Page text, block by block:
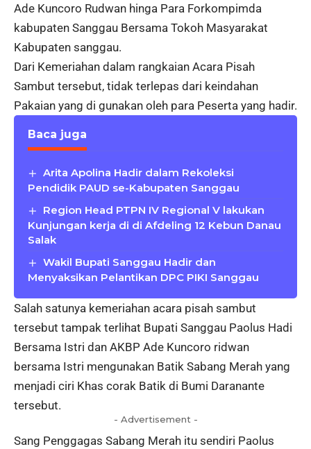
Ade Kuncoro Rudwan hinga Para Forkompimda
kabupaten Sanggau Bersama Tokoh Masyarakat
Kabupaten sanggau.
Dari Kemeriahan dalam rangkaian Acara Pisah
Sambut tersebut, tidak terlepas dari keindahan
Pakaian yang di gunakan oleh para Peserta yang hadir.
Baca juga
Arita Apolina Hadir dalam Rekoleksi
Pendidik PAUD se-Kabupaten Sanggau
Region Head PTPN IV Regional V lakukan
Kunjungan kerja di di Afdeling 12 Kebun Danau
Salak
Wakil Bupati Sanggau Hadir dan
Menyaksikan Pelantikan DPC PIKI Sanggau
Salah satunya kemeriahan acara pisah sambut
tersebut tampak terlihat Bupati Sanggau Paolus Hadi
Bersama Istri dan AKBP Ade Kuncoro ridwan
bersama Istri mengunakan Batik Sabang Merah yang
menjadi ciri Khas corak Batik di Bumi Daranante
tersebut.
- Advertisement -
Sang Penggagas Sabang Merah itu sendiri Paolus